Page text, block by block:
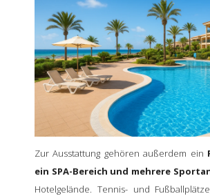
Zur Ausstattung gehören außerdem ein
ein SPA-Bereich und mehrere
Hotelgelände. Tennis- und